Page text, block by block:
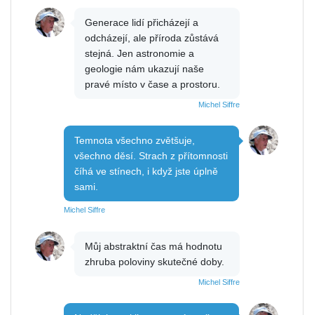
Generace lidí přicházejí a
odcházejí, ale příroda zůstává
stejná. Jen astronomie a
geologie nám ukazují naše
pravé místo v čase a prostoru.
Michel Siffre
Temnota všechno zvětšuje,
všechno děsí. Strach z přítomnosti
číhá ve stínech, i když jste úplně
sami.
Michel Siffre
Můj abstraktní čas má hodnotu
zhruba poloviny skutečné doby.
Michel Siffre